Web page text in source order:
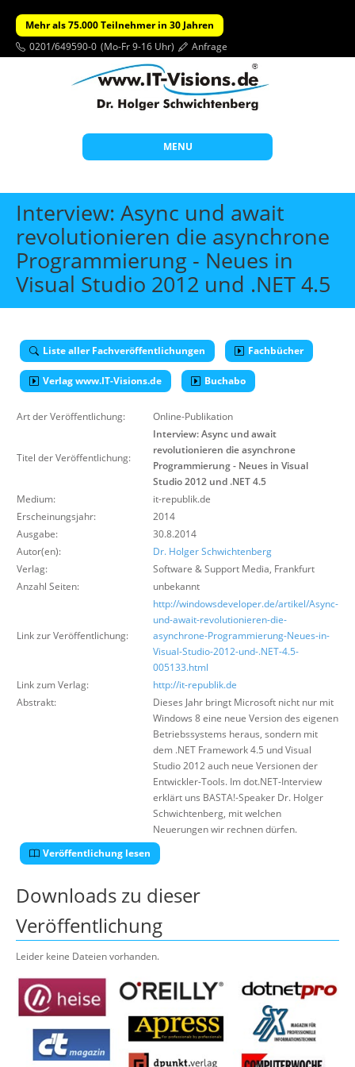
Mehr als 75.000 Teilnehmer in 30 Jahren
0201/649590-0 (Mo-Fr 9-16 Uhr) Anfrage
MENU
Start
Themen
Beratung
Individuelle Schulungen
Offene Seminare
Wissen
Über uns
Suche
Interview: Async und await
revolutionieren die asynchrone
Programmierung - Neues in
Visual Studio 2012 und .NET 4.5
Liste aller Fachveröffentlichungen Fachbücher
Verlag www.IT-Visions.de Buchabo
Art der Veröffentlichung: Online-Publikation
Titel der Veröffentlichung:
Interview: Async und await
revolutionieren die asynchrone
Programmierung - Neues in Visual
Studio 2012 und .NET 4.5
Medium:
it-republik.de
Erscheinungsjahr:
2014
Ausgabe:
30.8.2014
Autor(en):
Dr. Holger Schwichtenberg
Verlag:
Software & Support Media, Frankfurt
Anzahl Seiten:
unbekannt
Link zur Veröffentlichung:
http://windowsdeveloper.de/artikel/Async-
und-await-revolutionieren-die-
asynchrone-Programmierung-Neues-in-
Visual-Studio-2012-und-.NET-4.5-
005133.html
Link zum Verlag:
http://it-republik.de
Abstrakt:
Dieses Jahr bringt Microsoft nicht nur mit
Windows 8 eine neue Version des eigenen
Betriebssystems heraus, sondern mit
dem .NET Framework 4.5 und Visual
Studio 2012 auch neue Versionen der
Entwickler-Tools. Im dot.NET-Interview
erklärt uns BASTA!-Speaker Dr. Holger
Schwichtenberg, mit welchen
Neuerungen wir rechnen dürfen.
Veröffentlichung lesen
Downloads zu dieser
Veröffentlichung
Leider keine Dateien vorhanden.